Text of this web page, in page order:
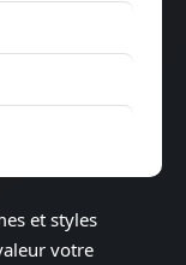
et styles
votre